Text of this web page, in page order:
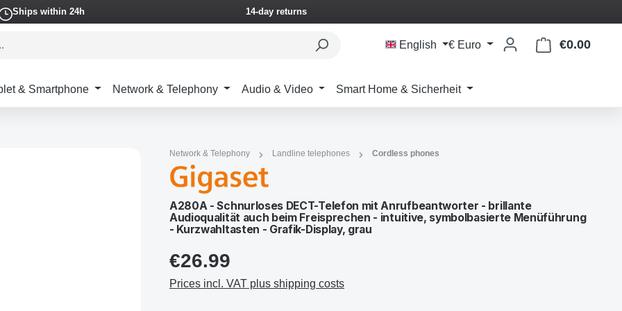
Ships within 24h 14-day returns
English € Euro €0.00
& Smartphone Network & Telephony Audio & Video Smart Home & Sicherheit
Network & Telephony Landline telephones Cordless phones
A280A - Schnurloses DECT-Telefon mit Anrufbeantworter - brillante
Audioqualität auch beim Freisprechen - intuitive, symbolbasierte Menüführung
- Kurzwahltasten - Grafik-Display, grau
€26.99
Prices incl. VAT plus shipping costs